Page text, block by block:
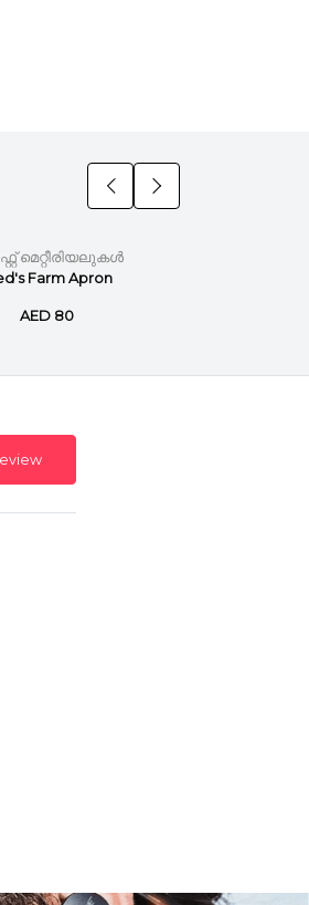
മെറ്റീരിയലുകൾ
Farm Apron
AED 80